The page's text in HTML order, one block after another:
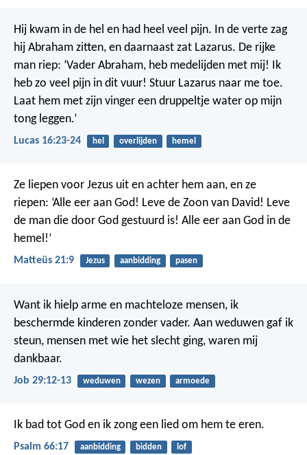
Hij kwam in de hel en had heel veel pijn. In de verte zag
hij Abraham zitten, en daarnaast zat Lazarus. De rijke
man riep: ‘Vader Abraham, heb medelijden met mij! Ik
heb zo veel pijn in dit vuur! Stuur Lazarus naar me toe.
Laat hem met zijn vinger een druppeltje water op mijn
tong leggen.’
Lucas 16:23-24 hel overlijden hemel
Ze liepen voor Jezus uit en achter hem aan, en ze
riepen: ‘Alle eer aan God! Leve de Zoon van David! Leve
de man die door God gestuurd is! Alle eer aan God in de
hemel!’
Matteüs 21:9 Jezus aanbidding pasen
Want ik hielp arme en machteloze mensen, ik
beschermde kinderen zonder vader. Aan weduwen gaf ik
steun, mensen met wie het slecht ging, waren mij
dankbaar.
Job 29:12-13 weduwen wezen armoede
Ik bad tot God en ik zong een lied om hem te eren.
Psalm 66:17 aanbidding bidden lof